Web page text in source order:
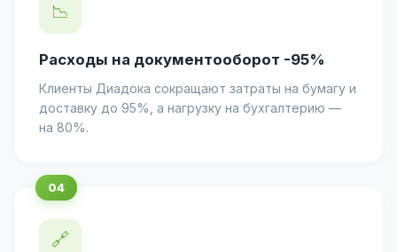
📉
Расходы на документооборот -95%
Клиенты Диадока сокращают затраты на бумагу и
доставку до 95%, а нагрузку на бухгалтерию —
на 80%.
🔗